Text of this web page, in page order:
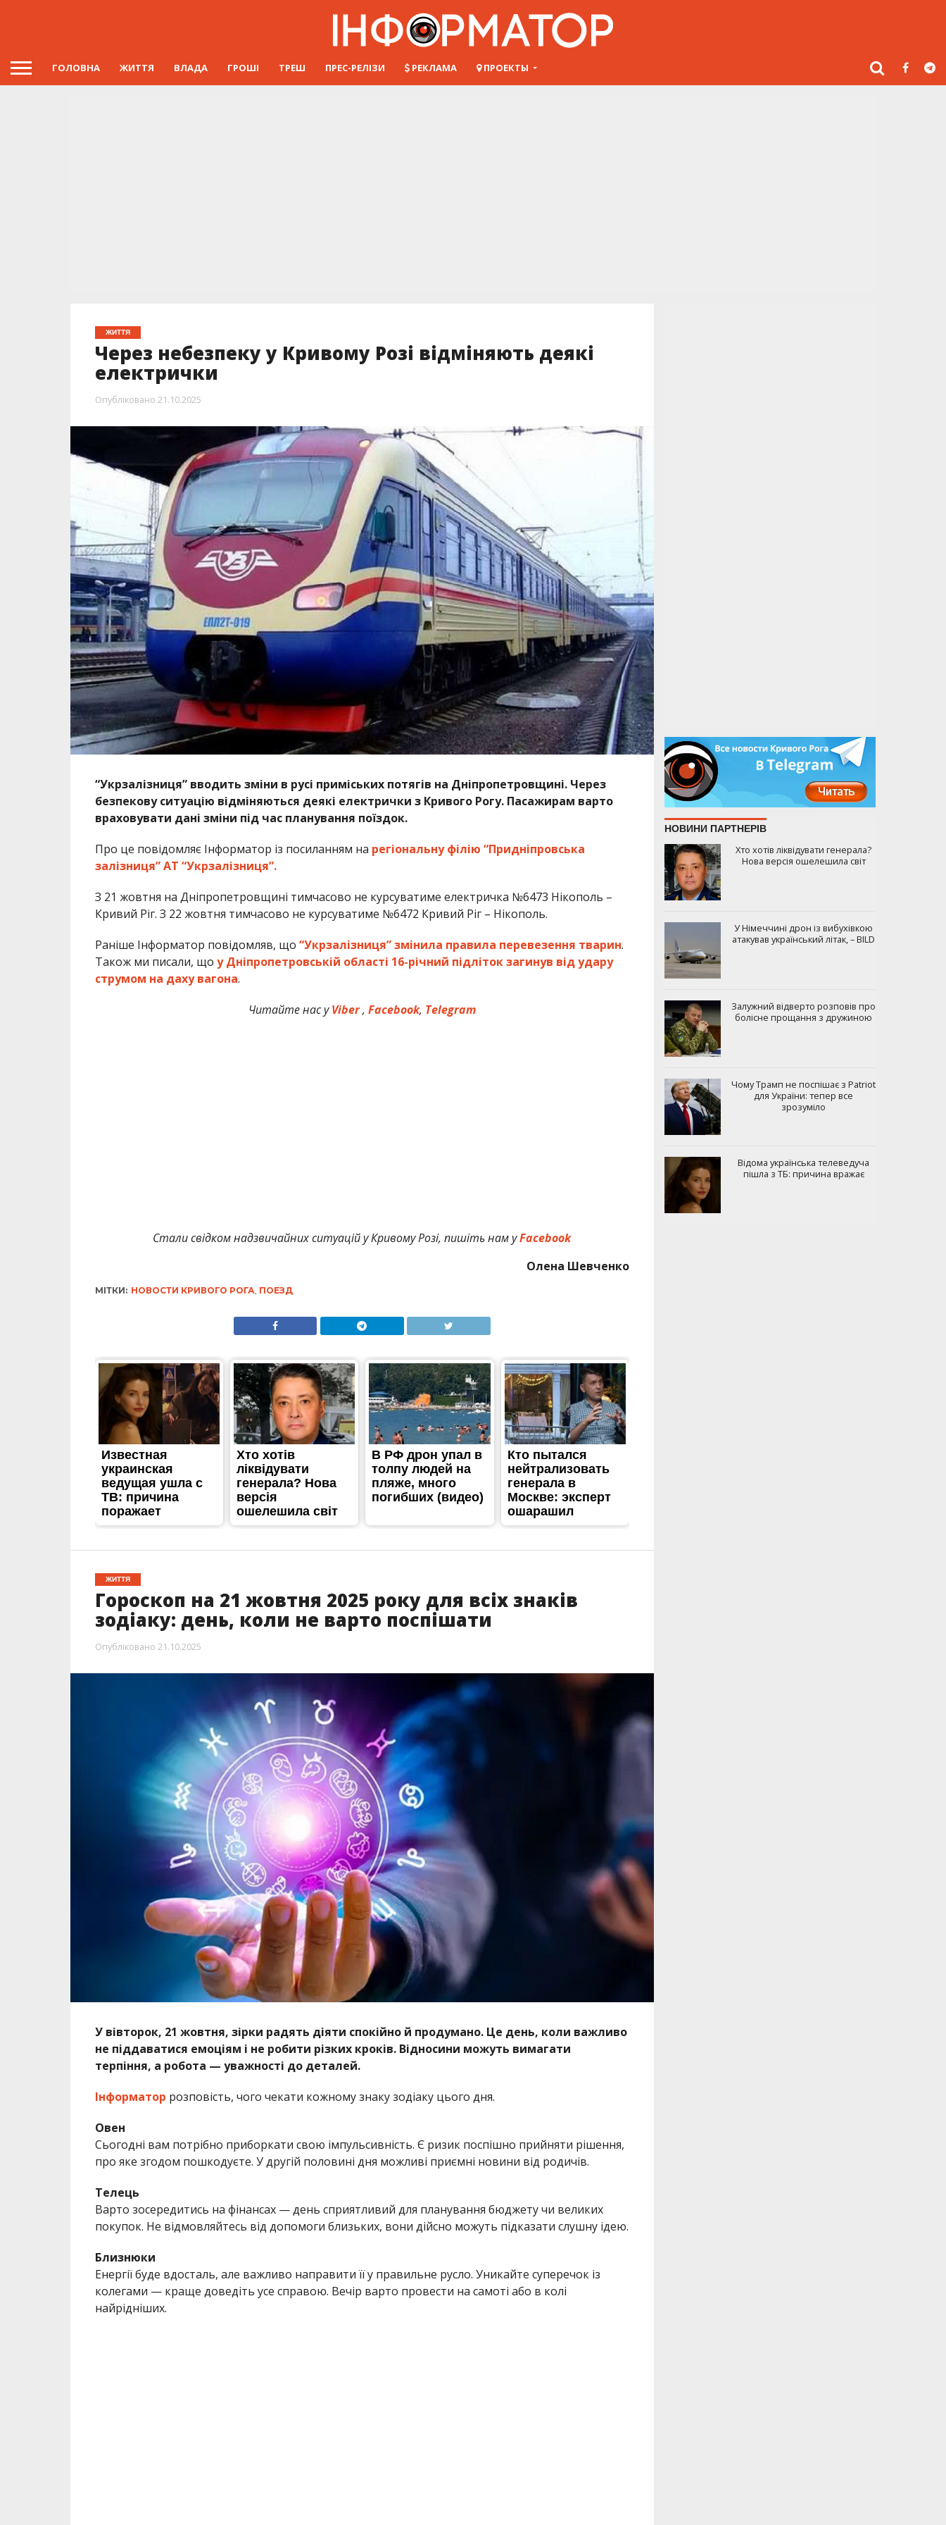
ГОЛОВНА ЖИТТЯ ВЛАДА ГРОШІ ТРЕШ ПРЕС-РЕЛІЗИ РЕКЛАМА ПРОЕКТЫ
ЖИТТЯ
Через небезпеку у Кривому Розі відміняють деякі
електрички
Опубліковано 21.10.2025
“Укрзалізниця” вводить зміни в русі приміських потягів на Дніпропетровщині. Через
безпекову ситуацію відміняються деякі електрички з Кривого Рогу. Пасажирам варто
враховувати дані зміни під час планування поїздок.
Про це повідомляє Інформатор із посиланням на регіональну філію “Придніпровська
залізниця” АТ “Укрзалізниця”.
З 21 жовтня на Дніпропетровщині тимчасово не курсуватиме електричка №6473 Нікополь –
Кривий Ріг. З 22 жовтня тимчасово не курсуватиме №6472 Кривий Ріг – Нікополь.
Раніше Інформатор повідомляв, що “Укрзалізниця” змінила правила перевезення тварин.
Також ми писали, що у Дніпропетровській області 16-річний підліток загинув від удару
струмом на даху вагона.
Читайте нас уViber, Facebook, Telegram
Стали свідком надзвичайних ситуацій у Кривому Розі, пишіть нам уFacebook
Олена Шевченко
МІТКИ: НОВОСТИ КРИВОГО РОГА, ПОЕЗД
ЖИТТЯ
Гороскоп на 21 жовтня 2025 року для всіх знаків
зодіаку: день, коли не варто поспішати
Опубліковано 21.10.2025
У вівторок, 21 жовтня, зірки радять діяти спокійно й продумано. Це день, коли важливо
не піддаватися емоціям і не робити різких кроків. Відносини можуть вимагати
терпіння, а робота — уважності до деталей.
Інформатор розповість, чого чекати кожному знаку зодіаку цього дня.
Овен
Сьогодні вам потрібно приборкати свою імпульсивність. Є ризик поспішно прийняти рішення,
про яке згодом пошкодуєте. У другій половині дня можливі приємні новини від родичів.
Телець
Варто зосередитись на фінансах — день сприятливий для планування бюджету чи великих
покупок. Не відмовляйтесь від допомоги близьких, вони дійсно можуть підказати слушну ідею.
Близнюки
Енергії буде вдосталь, але важливо направити її у правильне русло. Уникайте суперечок із
колегами — краще доведіть усе справою. Вечір варто провести на самоті або в колі
найрідніших.